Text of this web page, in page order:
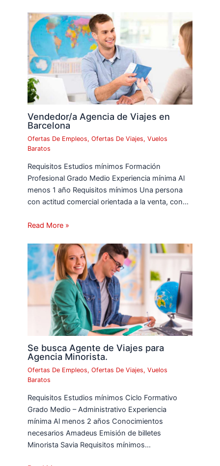
Vendedor/a Agencia de Viajes en
Barcelona
Ofertas De Empleos,Ofertas De Viajes,Vuelos
Baratos
Requisitos Estudios mínimos Formación
Profesional Grado Medio Experiencia mínima Al
menos 1 año Requisitos mínimos Una persona
con actitud comercial orientada a la venta, con…
Read More »
Se busca Agente de Viajes para
Agencia Minorista.
Ofertas De Empleos,Ofertas De Viajes,Vuelos
Baratos
Requisitos Estudios mínimos Ciclo Formativo
Grado Medio – Administrativo Experiencia
mínima Al menos 2 años Conocimientos
necesarios Amadeus Emisión de billetes
Minorista Savia Requisitos mínimos…